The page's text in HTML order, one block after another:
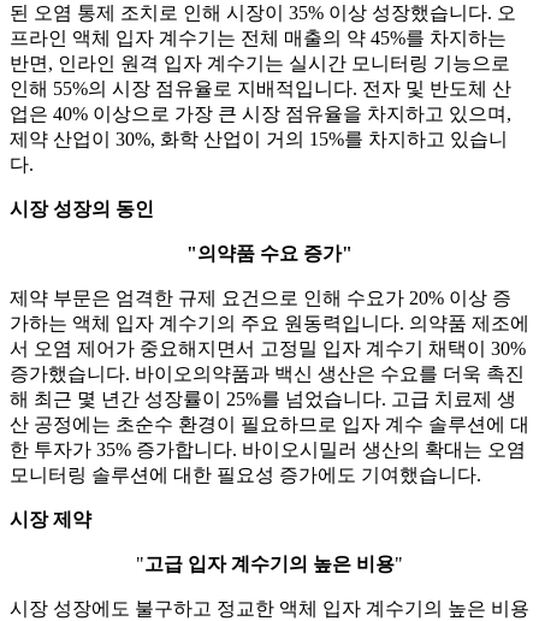
된 오염 통제 조치로 인해 시장이 35% 이상 성장했습니다. 오
프라인 액체 입자 계수기는 전체 매출의 약 45%를 차지하는
반면, 인라인 원격 입자 계수기는 실시간 모니터링 기능으로
인해 55%의 시장 점유율로 지배적입니다. 전자 및 반도체 산
업은 40% 이상으로 가장 큰 시장 점유율을 차지하고 있으며,
제약 산업이 30%, 화학 산업이 거의 15%를 차지하고 있습니
다.
시장 성장의 동인
"의약품 수요 증가"
제약 부문은 엄격한 규제 요건으로 인해 수요가 20% 이상 증
가하는 액체 입자 계수기의 주요 원동력입니다. 의약품 제조에
서 오염 제어가 중요해지면서 고정밀 입자 계수기 채택이 30%
증가했습니다. 바이오의약품과 백신 생산은 수요를 더욱 촉진
해 최근 몇 년간 성장률이 25%를 넘었습니다. 고급 치료제 생
산 공정에는 초순수 환경이 필요하므로 입자 계수 솔루션에 대
한 투자가 35% 증가합니다. 바이오시밀러 생산의 확대는 오염
모니터링 솔루션에 대한 필요성 증가에도 기여했습니다.
시장 제약
"고급 입자 계수기의 높은 비용"
시장 성장에도 불구하고 정교한 액체 입자 계수기의 높은 비용